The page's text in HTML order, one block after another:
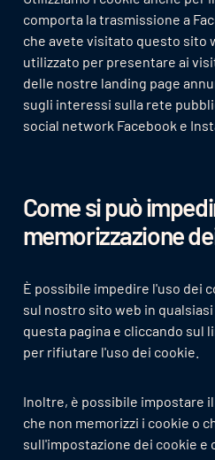
comporta la trasmissione a
che avete visitato questo sito
utilizzato per presentare ai
delle nostre landing page
sugli interessi sulla rete
social network Facebook e
Come si può
memorizzazione
È possibile impedire l'uso dei
sul nostro sito web in
questa pagina e cliccando sul
per rifiutare l'uso dei cookie.
Inoltre, è possibile impostare
che non memorizzi i cookie o
sull'impostazione dei cookie e